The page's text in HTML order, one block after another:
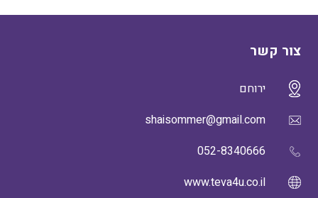
צור קשר
ירוחם
shaisommer@gmail.com
052-8340666
www.teva4u.co.il